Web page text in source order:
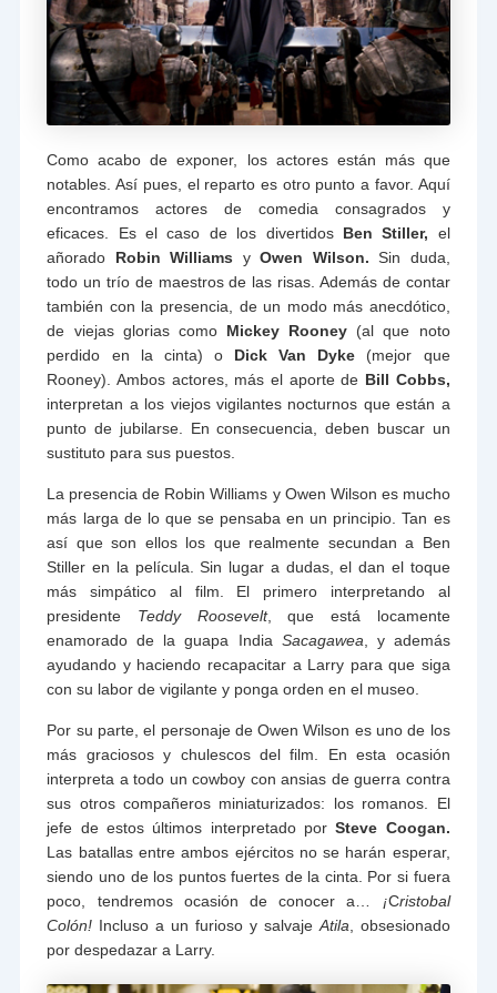
Como acabo de exponer, los actores están más que
notables. Así pues, el reparto es otro punto a favor. Aquí
encontramos actores de comedia consagrados y
eficaces. Es el caso de los divertidos Ben Stiller, el
añorado Robin Williams yOwen Wilson. Sin duda,
todo un trío de maestros de las risas. Además de contar
también con la presencia, de un modo más anecdótico,
de viejas glorias como Mickey Rooney (al que noto
perdido en la cinta) oDick Van Dyke (mejor que
Rooney). Ambos actores, más el aporte de Bill Cobbs,
interpretan a los viejos vigilantes nocturnos que están a
punto de jubilarse. En consecuencia, deben buscar un
sustituto para sus puestos.
La presencia de Robin Williams y Owen Wilson es mucho
más larga de lo que se pensaba en un principio. Tan es
así que son ellos los que realmente secundan a Ben
Stiller en la película. Sin lugar a dudas, el dan el toque
más simpático al film. El primero interpretando al
presidente Teddy Roosevelt, que está locamente
enamorado de la guapa India Sacagawea , y además
ayudando y haciendo recapacitar a Larry para que siga
con su labor de vigilante y ponga orden en el museo.
Por su parte, el personaje de Owen Wilson es uno de los
más graciosos y chulescos del film. En esta ocasión
interpreta a todo un cowboy con ansias de guerra contra
sus otros compañeros miniaturizados: los romanos. El
jefe de estos últimos interpretado porSteve Coogan.
Las batallas entre ambos ejércitos no se harán esperar,
siendo uno de los puntos fuertes de la cinta. Por si fuera
poco, tendremos ocasión de conocer a…
¡Cristobal
Colón! Incluso a un furioso y salvaje Atila , obsesionado
por despedazar a Larry.